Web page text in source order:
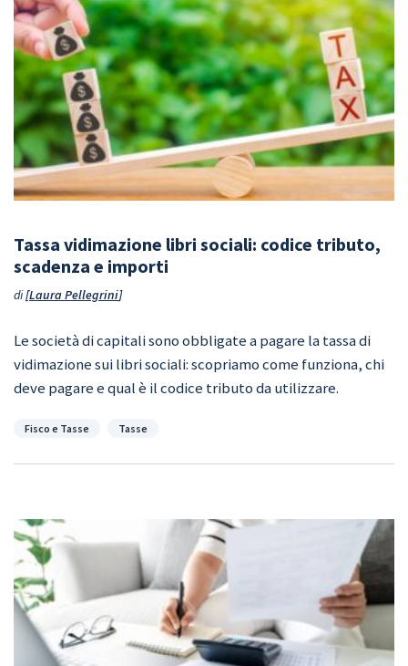
Tassa vidimazione libri sociali: codice tributo,
scadenza e importi
di Laura Pellegrini
Le società di capitali sono obbligate a pagare la tassa di
vidimazione sui libri sociali: scopriamo come funziona, chi
deve pagare e qual è il codice tributo da utilizzare.
Categorie
Fisco e Tasse Tasse